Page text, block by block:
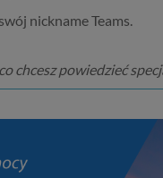
nickname Teams.
chcesz powiedzieć